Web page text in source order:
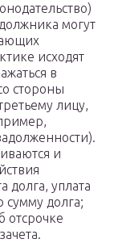
могут
исходят
в
стороны
лицу,
и
долга, уплата
долга;
отсрочке